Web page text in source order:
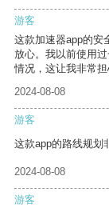
游客
这款加速器app的安
放心。我以前使用
情况，这让我非常担
2024-08-08
游客
这款app的路线规划
2024-08-08
游客